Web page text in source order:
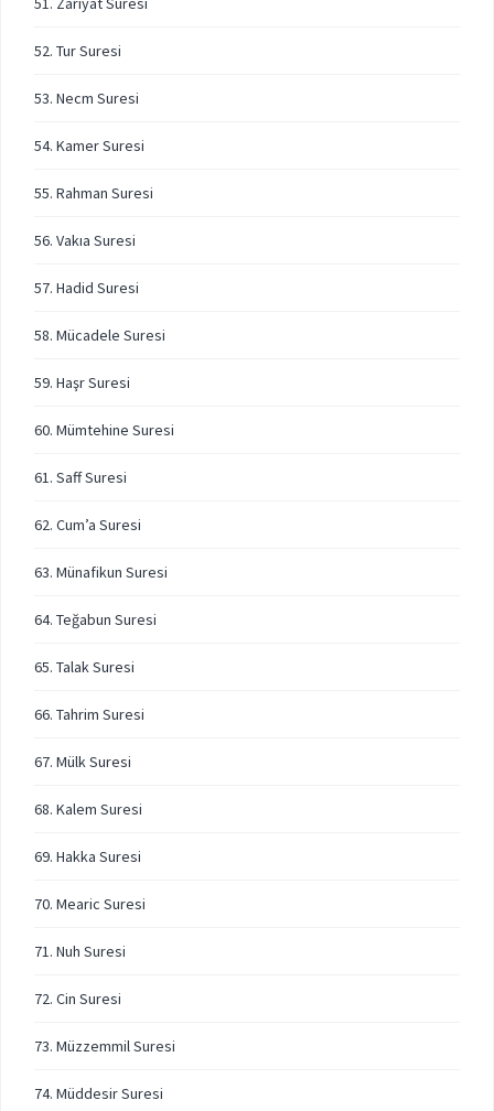
52. Tur Suresi
53. Necm Suresi
54. Kamer Suresi
55. Rahman Suresi
56. Vakıa Suresi
57. Hadid Suresi
58. Mücadele Suresi
59. Haşr Suresi
60. Mümtehine Suresi
61. Saff Suresi
62. Cum’a Suresi
63. Münafikun Suresi
64. Teğabun Suresi
65. Talak Suresi
66. Tahrim Suresi
67. Mülk Suresi
68. Kalem Suresi
69. Hakka Suresi
70. Mearic Suresi
71. Nuh Suresi
72. Cin Suresi
73. Müzzemmil Suresi
74. Müddesir Suresi